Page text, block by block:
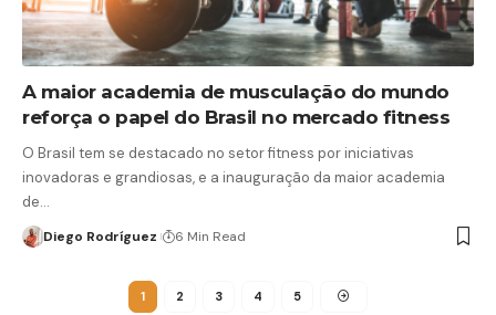
A maior academia de musculação do mundo
reforça o papel do Brasil no mercado fitness
O Brasil tem se destacado no setor fitness por iniciativas
inovadoras e grandiosas, e a inauguração da maior academia
de…
Diego Rodríguez 6 Min Read
1 2 3 4 5